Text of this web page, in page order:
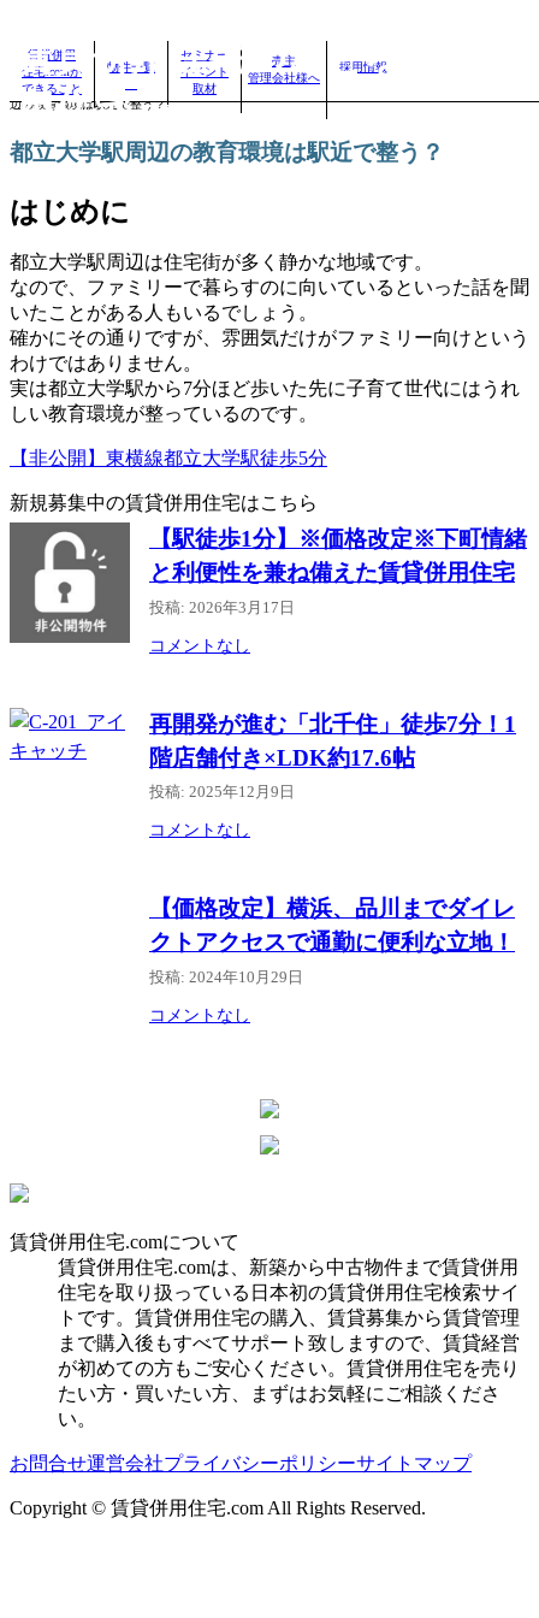
賃貸併用住宅のことなら、賃
用住宅.com
自分に合った賃貸併用住宅を見つけよう！｜>賃貸併用住宅のお役立ちコラム
辺の教育環境は駅近で整う？
都立大学駅周辺の教育環境は駅近で整う？
はじめに
都立大学駅周辺は住宅街が多く静かな地域です。
なので、ファミリーで暮らすのに向いているといった話を聞
いたことがある人もいるでしょう。
確かにその通りですが、雰囲気だけがファミリー向けという
わけではありません。
実は都立大学駅から7分ほど歩いた先に子育て世代にはうれ
しい教育環境が整っているのです。
【非公開】東横線都立大学駅徒歩5分
新規募集中の賃貸併用住宅はこちら
【駅徒歩1分】※価格改定※下町情緒
と利便性を兼ね備えた賃貸併用住宅
投稿: 2026年3月17日
コメントなし
再開発が進む「北千住」徒歩7分！1
階店舗付き×LDK約17.6帖
投稿: 2025年12月9日
コメントなし
【価格改定】横浜、品川までダイレ
クトアクセスで通勤に便利な立地！
投稿: 2024年10月29日
コメントなし
賃貸併用住宅.comについて
賃貸併用住宅.comは、新築から中古物件まで賃貸併用
住宅を取り扱っている日本初の賃貸併用住宅検索サイ
トです。賃貸併用住宅の購入、賃貸募集から賃貸管理
まで購入後もすべてサポート致しますので、賃貸経営
が初めての方もご安心ください。賃貸併用住宅を売り
たい方・買いたい方、まずはお気軽にご相談くださ
い。
お問合せ運営会社プライバシーポリシーサイトマップ
Copyright © 賃貸併用住宅.com All Rights Reserved.
賃貸併用
住宅.comが
できること
物件一覧
セミナー
イベント
取材
売主
管理会社様へ
採用情報